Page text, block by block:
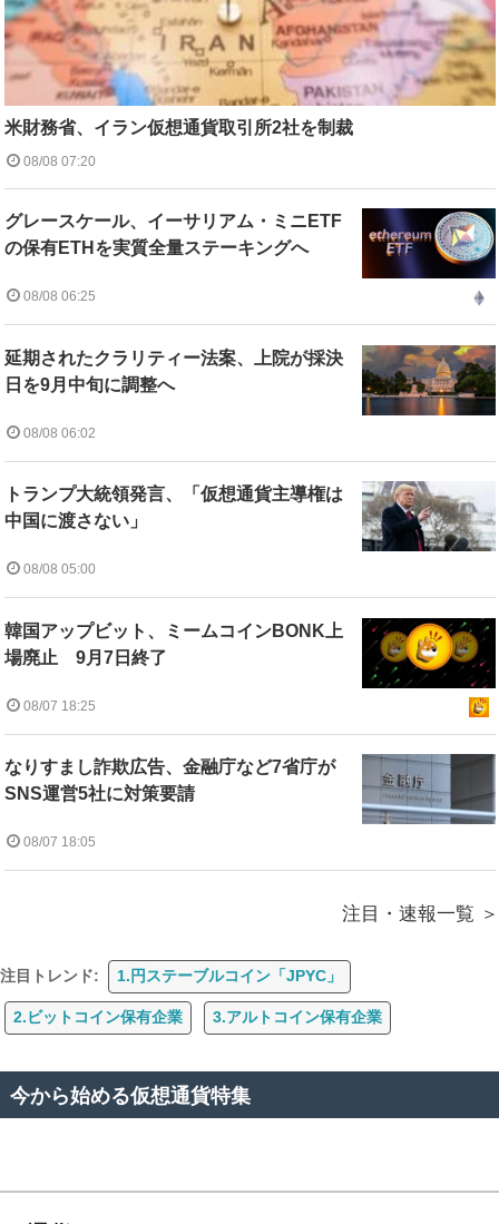
米財務省、イラン仮想通貨取引所2社を制裁
08/08 07:20
グレースケール、イーサリアム・ミニETF
の保有ETHを実質全量ステーキングへ
08/08 06:25
延期されたクラリティー法案、上院が採決
日を9月中旬に調整へ
08/08 06:02
トランプ大統領発言、「仮想通貨主導権は
中国に渡さない」
08/08 05:00
韓国アップビット、ミームコインBONK上
場廃止 9月7日終了
08/07 18:25
なりすまし詐欺広告、金融庁など7省庁が
SNS運営5社に対策要請
08/07 18:05
注目・速報一覧
注目トレンド: 1.円ステーブルコイン「JPYC」
2.ビットコイン保有企業 3.アルトコイン保有企業
今から始める仮想通貨特集